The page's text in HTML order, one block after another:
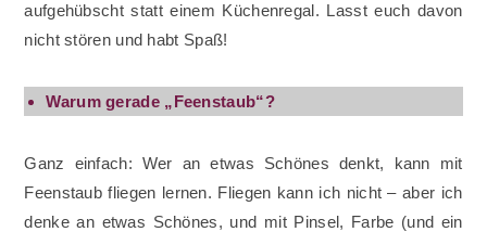
aufgehübscht statt einem Küchenregal. Lasst euch davon
nicht stören und habt Spaß!
Warum gerade „Feenstaub“?
Ganz einfach: Wer an etwas Schönes denkt, kann mit
Feenstaub fliegen lernen. Fliegen kann ich nicht – aber ich
denke an etwas Schönes, und mit Pinsel, Farbe (und ein